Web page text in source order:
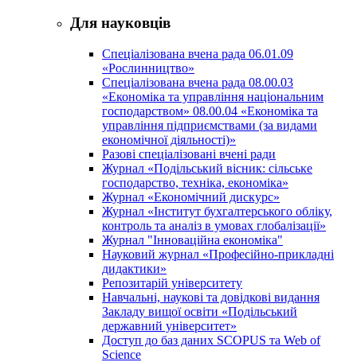
Для науковців
Спеціалізована вчена рада 06.01.09
«Рослинництво»
Спеціалізована вчена рада 08.00.03
«Економіка та управління національним
господарством» 08.00.04 «Економіка та
управління підприємствами (за видами
економічної діяльності)»
Разові спеціалізовані вчені ради
Журнал «Подільський вісник: сільське
господарство, техніка, економіка»
Журнал «Економічний дискурс»
Журнал «Інститут бухгалтерського обліку,
контроль та аналіз в умовах глобалізації»
Журнал "Інноваційна економіка"
Науковий журнал «Професійно-прикладні
дидактики»
Репозитарій університету
Навчальні, наукові та довідкові видання
Закладу вищої освіти «Подільський
державний університет»
Доступ до баз даних SCOPUS та Web of
Science